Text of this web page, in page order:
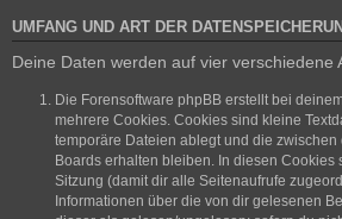
UMFANG UND ART DER
Deine Daten werden auf vier verschiedene
Die Forensoftware phpBB erstellt bei
mehrere Cookies. Cookies sind kleine
temporäre Dateien ablegt und die
Boards erhalten bleiben. In diesen
Sitzung (damit dir alle Seitenaufrufe
Informationen über die von dir gelesenen